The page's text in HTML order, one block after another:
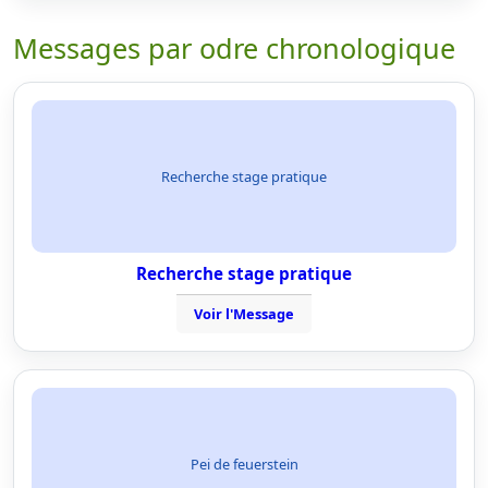
Messages par odre chronologique
Recherche stage pratique
Recherche stage pratique
Voir l'Message
Pei de feuerstein